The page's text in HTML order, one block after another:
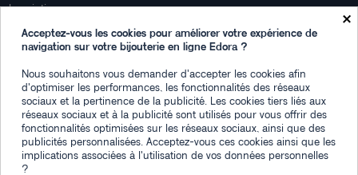
Inscription
Mon espace
Suivi de commande
Connexion
Créez votre compte
Des questions
Contactez-nous
×
Acceptez-vous les cookies pour améliorer votre expérience de
navigation sur votre bijouterie en ligne Edora ?
Nous souhaitons vous demander d'accepter les cookies afin
d'optimiser les performances, les fonctionnalités des réseaux
sociaux et la pertinence de la publicité. Les cookies tiers liés aux
réseaux sociaux et à la publicité sont utilisés pour vous offrir des
fonctionnalités optimisées sur les réseaux sociaux, ainsi que des
publicités personnalisées. Acceptez-vous ces cookies ainsi que les
implications associées à l'utilisation de vos données personnelles
?